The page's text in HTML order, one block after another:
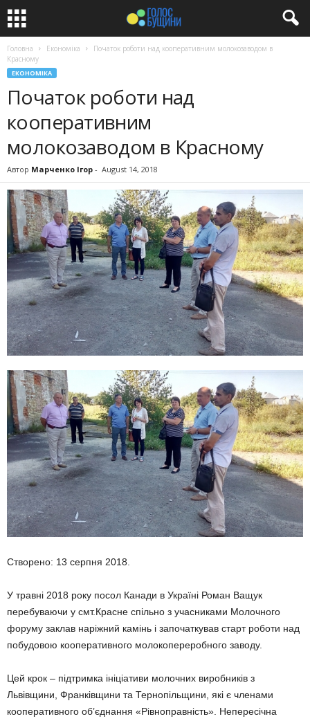
Головна Економіка
Початок роботи над кооперативним молокозаводом в
Красному
ЕКОНОМІКА
Початок роботи над
кооперативним
молокозаводом в Красному
Автор Марченко Ігор - August 14, 2018
Створено: 13 серпня 2018.
У травні 2018 року посол Канади в Україні Роман Ващук
перебуваючи у смт.Красне спільно з учасниками Молочного
форуму заклав наріжний камінь і започаткував старт роботи над
побудовою кооперативного молокопереробного заводу.
Цей крок – підтримка ініціативи молочних виробників з
Львівщини, Франківщини та Тернопільщини, які є членами
кооперативного об’єднання «Рівноправність». Непересічна